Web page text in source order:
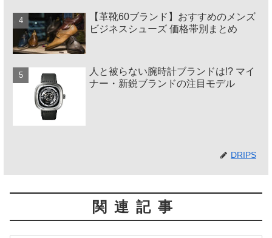
【革靴60ブランド】おすすめのメンズ
ビジネスシューズ 価格帯別まとめ
人と被らない腕時計ブランドは!? マイ
ナー・新鋭ブランドの注目モデル
DRIPS
関連記事